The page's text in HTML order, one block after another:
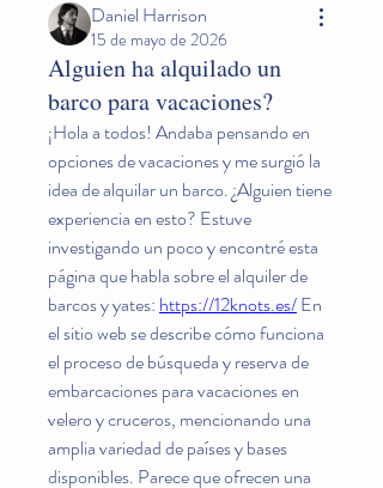
Daniel Harrison
15 de mayo de 2026
Alguien ha alquilado un
barco para vacaciones?
¡Hola a todos! Andaba pensando en
opciones de vacaciones y me surgió la
idea de alquilar un barco. ¿Alguien tiene
experiencia en esto? Estuve
investigando un poco y encontré esta
página que habla sobre el alquiler de
barcos y yates: https://12knots.es/ En
el sitio web se describe cómo funciona
el proceso de búsqueda y reserva de
embarcaciones para vacaciones en
velero y cruceros, mencionando una
amplia variedad de países y bases
disponibles. Parece que ofrecen una